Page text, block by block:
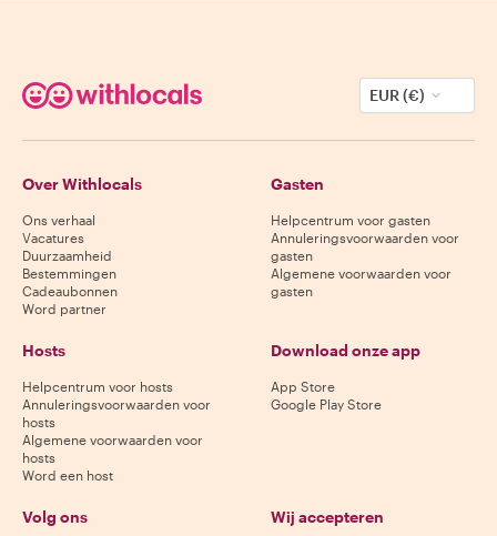
EUR (€)
Over Withlocals
Ons verhaal
Vacatures
Duurzaamheid
Bestemmingen
Cadeaubonnen
Word partner
Gasten
Helpcentrum voor gasten
Annuleringsvoorwaarden voor
gasten
Algemene voorwaarden voor
gasten
Hosts
Helpcentrum voor hosts
Annuleringsvoorwaarden voor
hosts
Algemene voorwaarden voor
hosts
Word een host
Download onze app
App Store
Google Play Store
Volg ons Wij accepteren